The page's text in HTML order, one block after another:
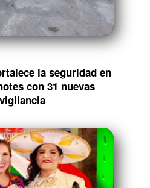
la seguridad en
con 31 nuevas